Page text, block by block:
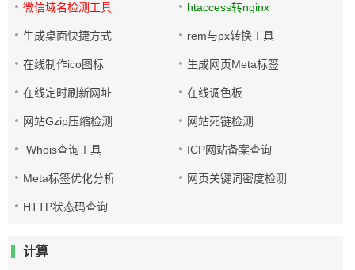
微信域名检测工具 htaccess转nginx
生成桌面快捷方式 rem与px转换工具
在线制作ico图标 生成网页Meta标签
在线定时刷新网址 在线调色板
网站Gzip压缩检测 网站死链检测
Whois查询工具 ICP网站备案查询
Meta标签优化分析 网页关键词密度检测
HTTP状态码查询
计算